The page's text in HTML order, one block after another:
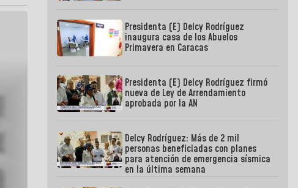
Presidenta (E) Delcy Rodríguez
inaugura casa de los Abuelos
Primavera en Caracas
Presidenta (E) Delcy Rodríguez firmó
nueva de Ley de Arrendamiento
aprobada por la AN
Delcy Rodríguez: Más de 2 mil
personas beneficiadas con planes
para atención de emergencia sísmica
en la última semana